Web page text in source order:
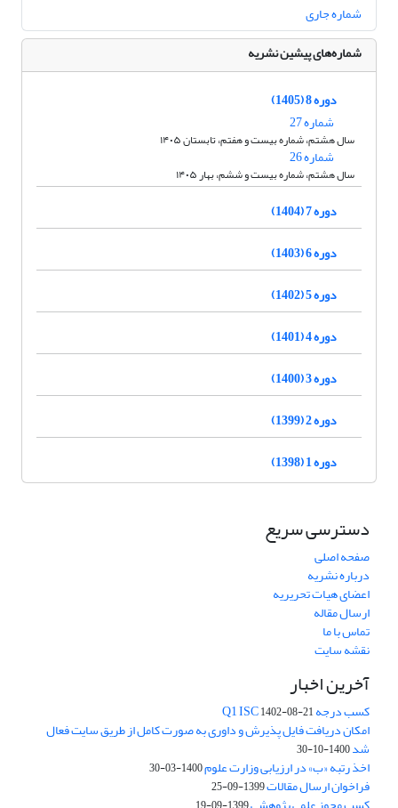
شماره جاری
شماره‌های پیشین نشریه
دوره 8 (1405)
شماره 27
سال هشتم، شماره بیست و هفتم، تابستان ۱۴۰۵
شماره 26
سال هشتم، شماره بیست و ششم، بهار ۱۴۰۵
دوره 7 (1404)
دوره 6 (1403)
دوره 5 (1402)
دوره 4 (1401)
دوره 3 (1400)
دوره 2 (1399)
دوره 1 (1398)
دسترسی سریع
صفحه اصلی
درباره نشریه
اعضای هیات تحریریه
ارسال مقاله
تماس با ما
نقشه سایت
آخرین اخبار
کسب درجه Q1 ISC1402-08-21
امکان دریافت فایل پذیرش و داوری به صورت کامل از طریق سایت فعال
شد1400-10-30
اخذ رتبه «ب» در ارزیابی وزارت علوم1400-03-30
فراخوان ارسال مقالات1399-09-25